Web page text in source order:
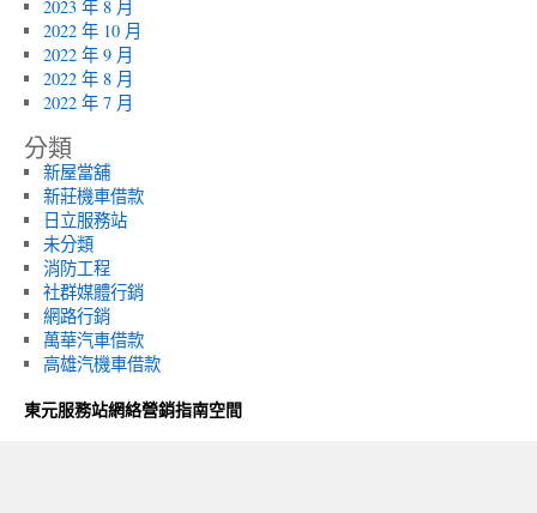
2023 年 8 月
2022 年 10 月
2022 年 9 月
2022 年 8 月
2022 年 7 月
分類
新屋當舖
新莊機車借款
日立服務站
未分類
消防工程
社群媒體行銷
網路行銷
萬華汽車借款
高雄汽機車借款
東元服務站網絡營銷指南空間